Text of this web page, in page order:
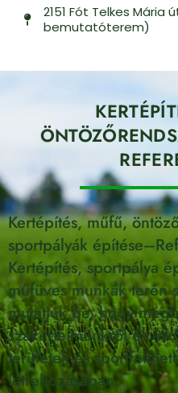
2151 Fót Telkes Mária
bemutatóterem)
Kertépítés, műfű,
sportpályák
Kertépítés, sportpálya
műfüves munkák terén
mutatjuk be, hogy
szakértelmünkről és
területek és
létrehozásában.